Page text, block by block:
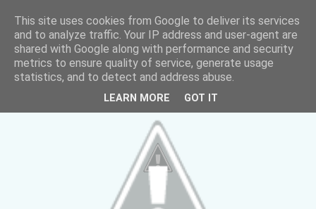
This site uses cookies from Google to deliver its services
and to analyze traffic. Your IP address and user-agent are
shared with Google along with performance and security
metrics to ensure quality of service, generate usage
statistics, and to detect and address abuse.
LEARN MORE GOT IT